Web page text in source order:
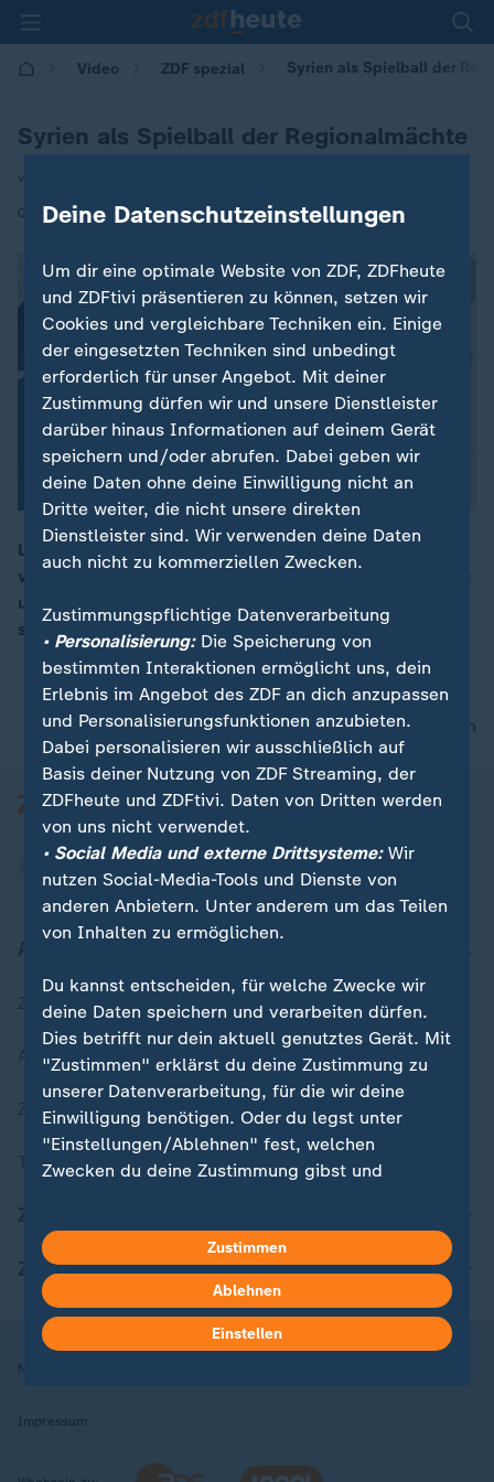
Video ZDF spezial Syrien als Spielball der
Syrien als Spielball der Regionalmächte
von Isabelle Tümena
08.12.2024 | 19:10
Länder wie Russland haben um den Erhalt der Macht
von Baschar al-Assad gekämpft, Gegner wie die Türkei
um das Ende. Im Mittelpunkt standen die eigenen
strategischen Interessen.
nach oben
Zuletzt veröffentlicht
Aktuelle Sendungs-Videos
ZDFheute Stories
Themen im Überblick
ZDFheute Apps
Nutzungsbedingungen
Impressum
Deine Datenschutzeinstellungen
Um dir eine optimale Website von ZDF, ZDFheute
und ZDFtivi präsentieren zu können, setzen wir
Cookies und vergleichbare Techniken ein. Einige
der eingesetzten Techniken sind unbedingt
erforderlich für unser Angebot. Mit deiner
Zustimmung dürfen wir und unsere Dienstleister
darüber hinaus Informationen auf deinem Gerät
speichern und/oder abrufen. Dabei geben wir
deine Daten ohne deine Einwilligung nicht an
Dritte weiter, die nicht unsere direkten
Dienstleister sind. Wir verwenden deine Daten
auch nicht zu kommerziellen Zwecken.
Zustimmungspflichtige Datenverarbeitung
• Personalisierung:Die Speicherung von
bestimmten Interaktionen ermöglicht uns, dein
Erlebnis im Angebot des ZDF an dich anzupassen
und Personalisierungsfunktionen anzubieten.
Dabei personalisieren wir ausschließlich auf
Basis deiner Nutzung von ZDF Streaming, der
ZDFheute und ZDFtivi. Daten von Dritten werden
von uns nicht verwendet.
• Social Media und externe Drittsysteme:Wir
nutzen Social-Media-Tools und Dienste von
anderen Anbietern. Unter anderem um das Teilen
von Inhalten zu ermöglichen.
Du kannst entscheiden, für welche Zwecke wir
deine Daten speichern und verarbeiten dürfen.
Dies betrifft nur dein aktuell genutztes Gerät. Mit
"Zustimmen" erklärst du deine Zustimmung zu
unserer Datenverarbeitung, für die wir deine
Einwilligung benötigen. Oder du legst unter
"Einstellungen/Ablehnen" fest, welchen
Zwecken du deine Zustimmung gibst und
in deinen Einstellungen widerrufen oder ändern.
Hier findest du das Impressum.
Weitere Informationen findest du in unserer
Datenschutzerklärung.
Zustimmen
Ablehnen
Einstellen